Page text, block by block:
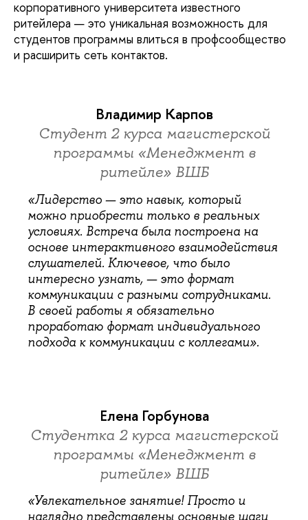
корпоративного университета известного
ритейлера — это уникальная возможность для
студентов программы влиться в профсообщество
и расширить сеть контактов.
Владимир Карпов
Студент 2 курса магистерской
программы «Менеджмент в
ритейле» ВШБ
«Лидерство — это навык, который
можно приобрести только в реальных
условиях. Встреча была построена на
основе интерактивного взаимодействия
слушателей. Ключевое, что было
интересно узнать, — это формат
коммуникации с разными сотрудниками.
В своей работы я обязательно
проработаю формат индивидуального
подхода к коммуникации с коллегами».
Елена Горбунова
Студентка 2 курса магистерской
программы «Менеджмент в
ритейле» ВШБ
«Увлекательное занятие! Просто и